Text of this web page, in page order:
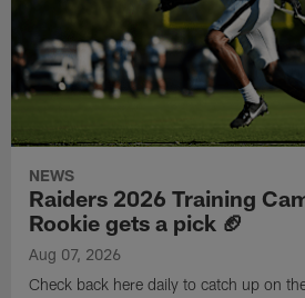
NEWS
Raiders 2026 Training
Rookie gets a pick 🏈
Aug 07, 2026
Check back here daily to catch up on